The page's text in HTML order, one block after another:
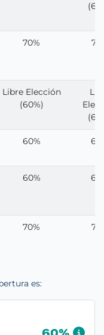
70%
Libre Elección
(60%)
60%
60%
70%
es: